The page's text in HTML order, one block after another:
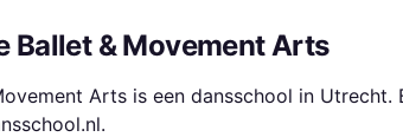
Ballet & Movement Arts
Arts is een dansschool in